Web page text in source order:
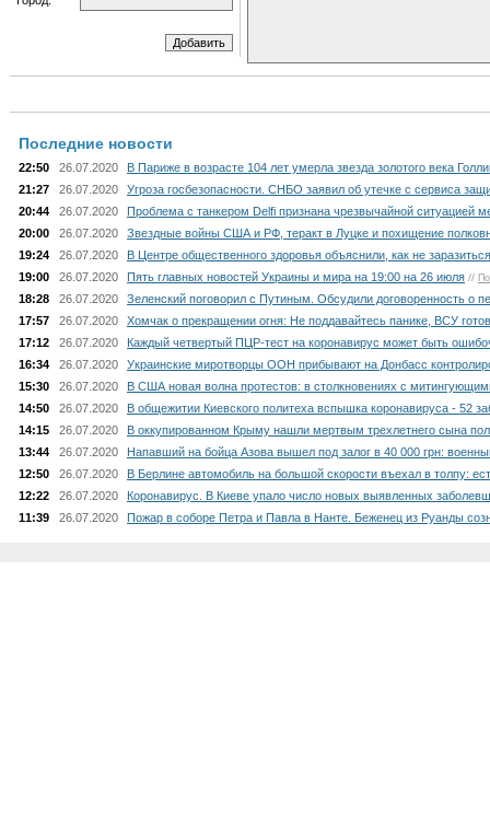
Последние новости
22:50 26.07.2020
В Париже в возрасте 104 лет умерла звезда золотого века
21:27 26.07.2020
Угроза госбезопасности. СНБО заявил об утечке с сервиса
20:44 26.07.2020
Проблема с танкером Delfi признана чрезвычайной ситуацией
20:00 26.07.2020
Звездные войны США и РФ, теракт в Луцке и похищение
19:24 26.07.2020
В Центре общественного здоровья объяснили, как не
19:00 26.07.2020 Пять главных новостей Украины и мира на 19:00 на 26 июля //
18:28 26.07.2020
Зеленский поговорил с Путиным. Обсудили договоренность о
17:57 26.07.2020
Хомчак о прекращении огня: Не поддавайтесь панике, ВСУ
17:12 26.07.2020
Каждый четвертый ПЦР-тест на коронавирус может быть
16:34 26.07.2020
Украинские миротворцы ООН прибывают на Донбасс
15:30 26.07.2020
В США новая волна протестов: в столкновениях с
14:50 26.07.2020
В общежитии Киевского политеха вспышка коронавируса - 52
14:15 26.07.2020
В оккупированном Крыму нашли мертвым трехлетнего сына
13:44 26.07.2020
Напавший на бойца Азова вышел под залог в 40 000 грн:
12:50 26.07.2020
В Берлине автомобиль на большой скорости въехал в толпу:
12:22 26.07.2020
Коронавирус. В Киеве упало число новых выявленных
11:39 26.07.2020 Пожар в соборе Петра и Павла в Нанте. Беженец из Руанды